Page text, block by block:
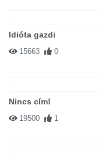
Idióta gazdi
15663 0
Nincs cím!
19500 1